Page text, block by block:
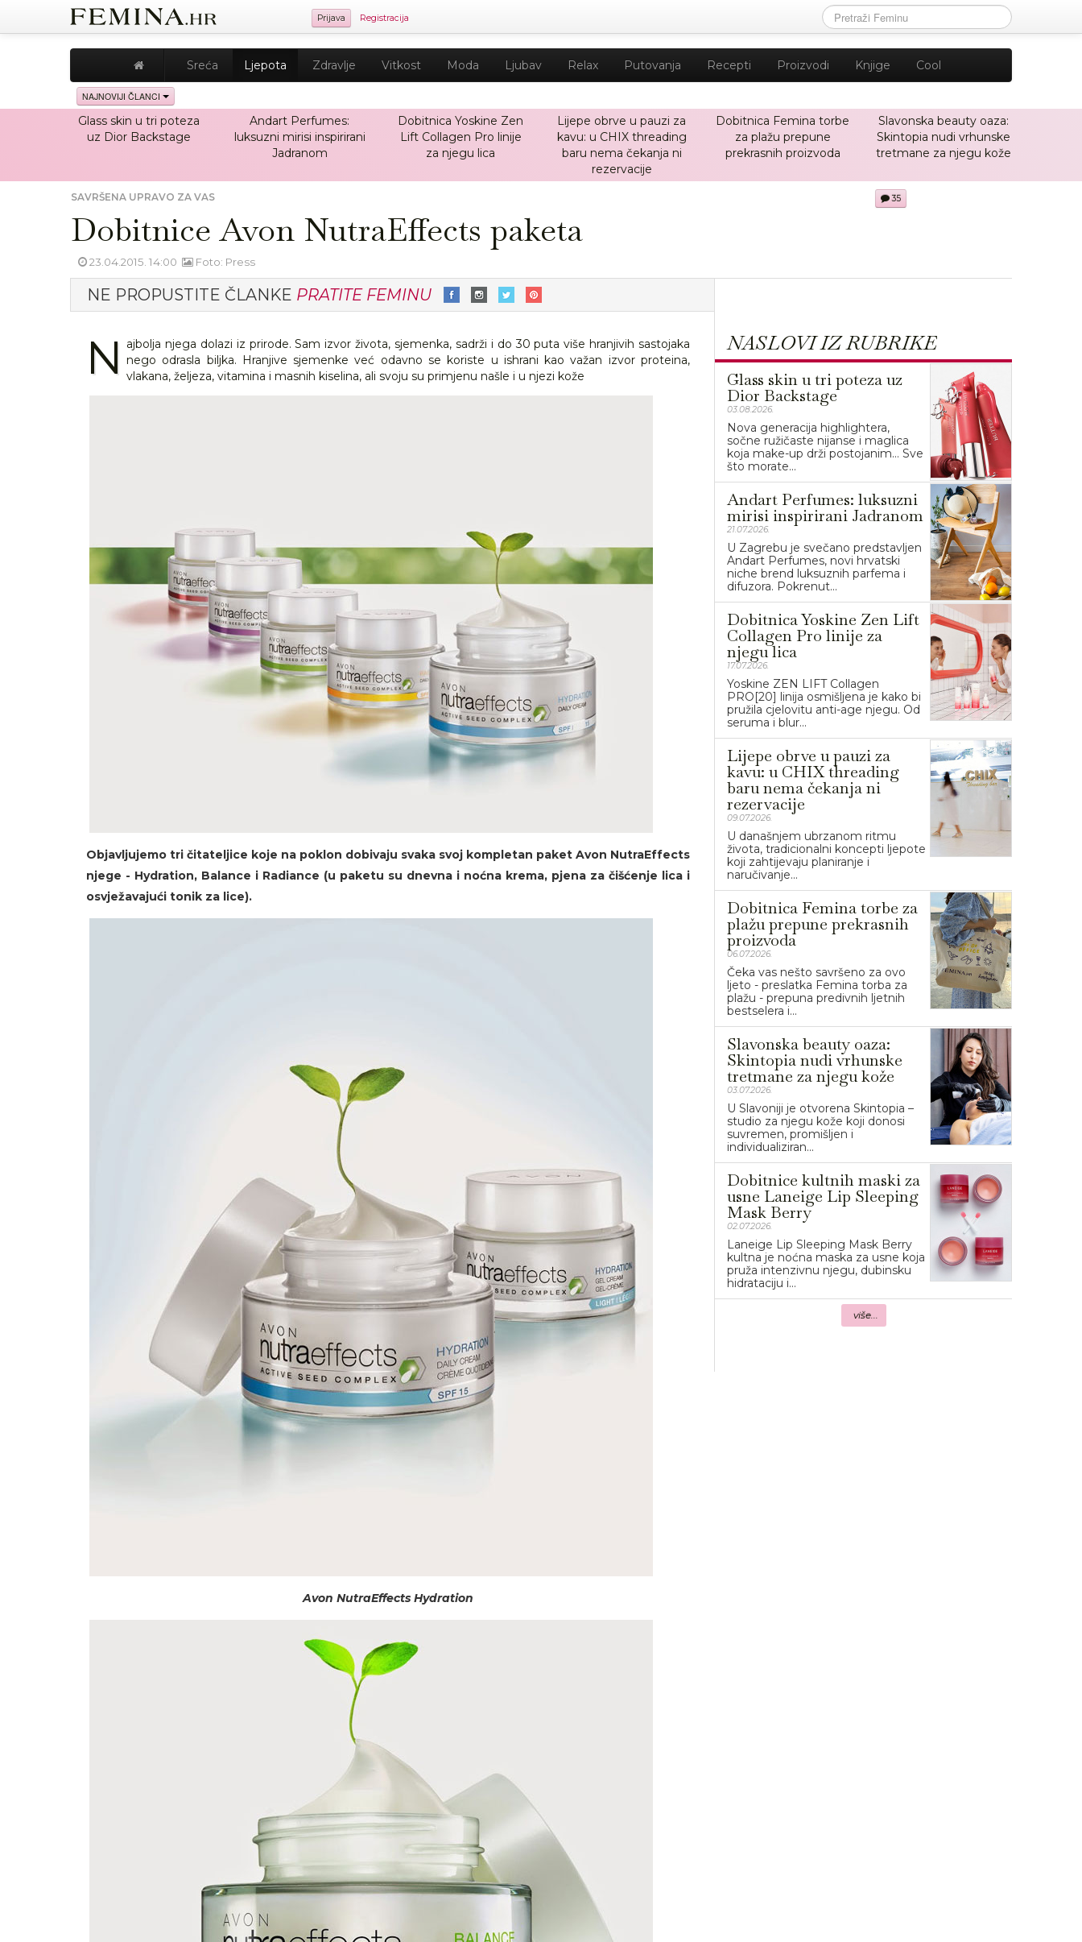
Prijava Registracija
Sreća Ljepota Zdravlje Vitkost Moda Ljubav Relax Putovanja Recepti Proizvodi Knjige Cool
NAJNOVIJI ČLANCI
Glass skin u tri poteza
uz Dior Backstage
Andart Perfumes:
luksuzni mirisi inspirirani
Jadranom
Dobitnica Yoskine Zen
Lift Collagen Pro linije
za njegu lica
Lijepe obrve u pauzi za
kavu: u CHIX threading
baru nema čekanja ni
rezervacije
Dobitnica Femina torbe
za plažu prepune
prekrasnih proizvoda
Slavonska beauty oaza:
Skintopia nudi vrhunske
tretmane za njegu kože
SAVRŠENA UPRAVO ZA VAS
Dobitnice Avon NutraEffects paketa
35
23.04.2015. 14:00 Foto: Press
NE PROPUSTITE ČLANKE PRATITE FEMINU
N ajbolja njega dolazi iz prirode. Sam izvor života, sjemenka, sadrži i do 30 puta više hranjivih sastojaka
nego odrasla biljka. Hranjive sjemenke već odavno se koriste u ishrani kao važan izvor proteina,
vlakana, željeza, vitamina i masnih kiselina, ali svoju su primjenu našle i u njezi kože
Objavljujemo tri čitateljice koje na poklon dobivaju svaka svoj kompletan paket Avon NutraEffects
njege - Hydration, Balance i Radiance (u paketu su dnevna i noćna krema, pjena za čišćenje lica i
osvježavajući tonik za lice).
Avon NutraEffects Hydration
NASLOVI IZ RUBRIKE
Glass skin u tri poteza uz
Dior Backstage
03.08.2026.
Nova generacija highlightera,
sočne ružičaste nijanse i maglica
koja make-up drži postojanim… Sve
što morate...
Andart Perfumes: luksuzni
mirisi inspirirani Jadranom
21.07.2026.
U Zagrebu je svečano predstavljen
Andart Perfumes, novi hrvatski
niche brend luksuznih parfema i
difuzora. Pokrenut...
Dobitnica Yoskine Zen Lift
Collagen Pro linije za
njegu lica
17.07.2026.
Yoskine ZEN LIFT Collagen
PRO[20] linija osmišljena je kako bi
pružila cjelovitu anti-age njegu. Od
seruma i blur...
Lijepe obrve u pauzi za
kavu: u CHIX threading
baru nema čekanja ni
rezervacije
09.07.2026.
U današnjem ubrzanom ritmu
života, tradicionalni koncepti ljepote
koji zahtijevaju planiranje i
naručivanje...
Dobitnica Femina torbe za
plažu prepune prekrasnih
proizvoda
06.07.2026.
Čeka vas nešto savršeno za ovo
ljeto - preslatka Femina torba za
plažu - prepuna predivnih ljetnih
bestselera i...
Slavonska beauty oaza:
Skintopia nudi vrhunske
tretmane za njegu kože
03.07.2026.
U Slavoniji je otvorena Skintopia –
studio za njegu kože koji donosi
suvremen, promišljen i
individualiziran...
Dobitnice kultnih maski za
usne Laneige Lip Sleeping
Mask Berry
02.07.2026.
Laneige Lip Sleeping Mask Berry
kultna je noćna maska za usne koja
pruža intenzivnu njegu, dubinsku
hidrataciju i...
više...